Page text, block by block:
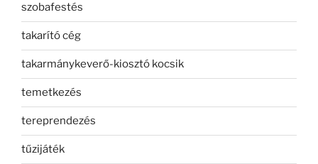
szobafestés
takarító cég
takarmánykeverő-kiosztó kocsik
temetkezés
tereprendezés
tűzijáték